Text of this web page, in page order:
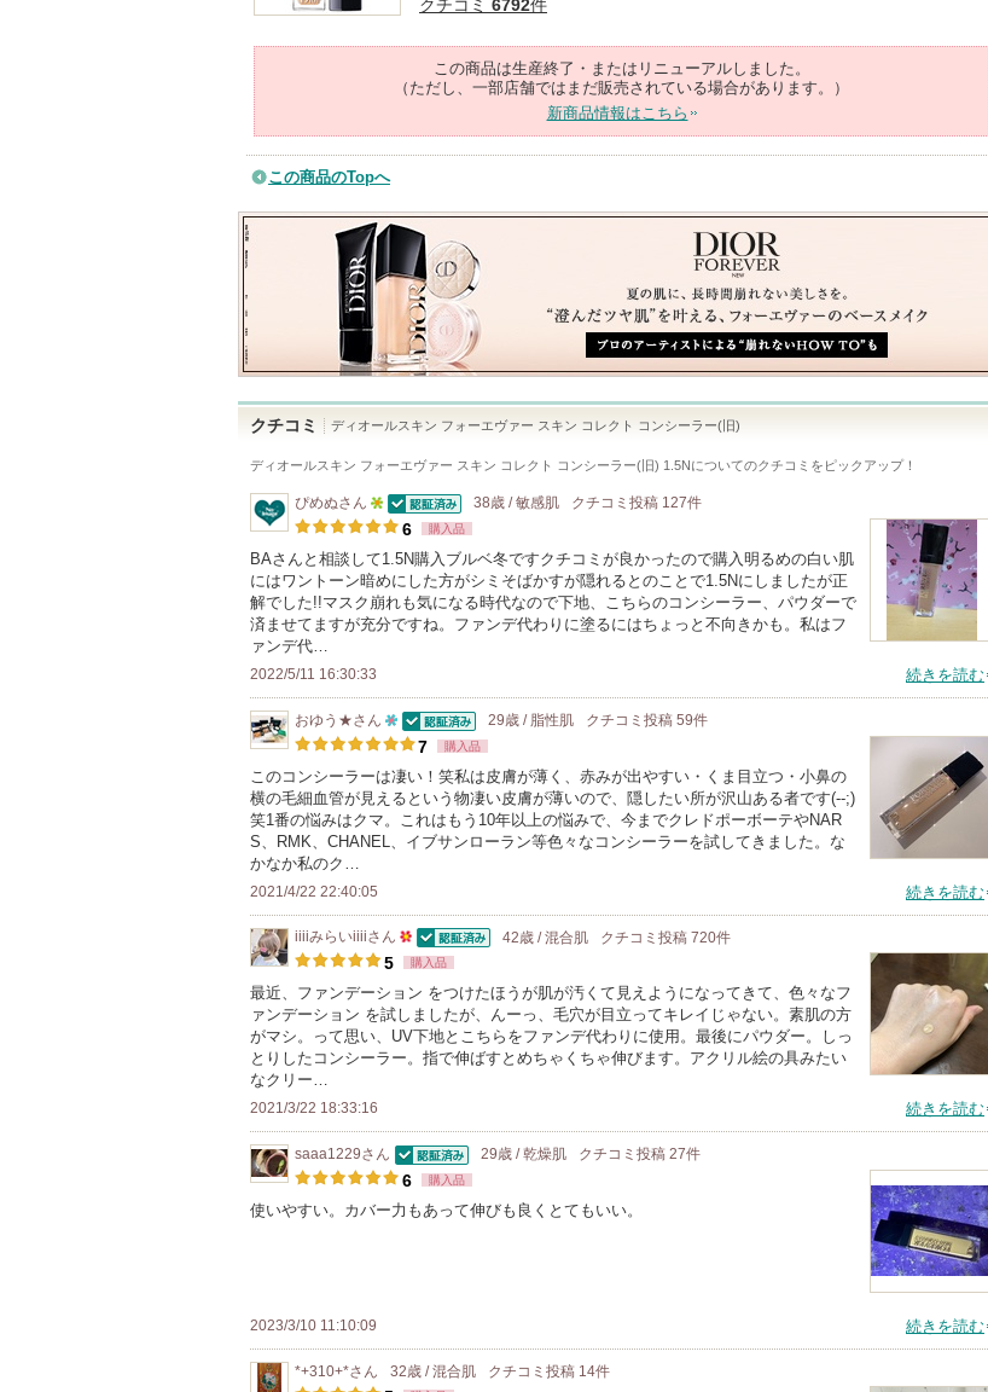
クチコミ 6792件
この商品は生産終了・またはリニューアルしました。
（ただし、一部店舗ではまだ販売されている場合があります。）
新商品情報はこちら
この商品のTopへ
クチコミ ディオールスキン フォーエヴァー スキン コレクト コンシーラー(旧)
ディオールスキン フォーエヴァー スキン コレクト コンシーラー(旧) 1.5Nについてのクチコミをピックアップ！
ぴめぬさん
5
人
以
上
メ
ン
バ
ー
に
お
気
入
り
登
録
さ
れ
い
ま
す
認証済
38歳 / 敏感肌 クチコミ投稿 127件
6 購入品
BAさんと相談して1.5N購入ブルベ冬ですクチコミが良かったので購入明るめの白い肌
にはワントーン暗めにした方がシミそばかすが隠れるとのことで1.5Nにしましたが正
解でした!!マスク崩れも気になる時代なので下地、こちらのコンシーラー、パウダーで
済ませてますが充分ですね。ファンデ代わりに塗るにはちょっと不向きかも。私はフ
ァンデ代…
2022/5/11 16:30:33 続きを読む
おゆう★さん
10
人
以
上
ン
バ
ー
に
お
気
り
登
録
ま
す
認証済
29歳 / 脂性肌 クチコミ投稿 59件
7 購入品
このコンシーラーは凄い！笑私は皮膚が薄く、赤みが出やすい・くま目立つ・小鼻の
横の毛細血管が見えるという物凄い皮膚が薄いので、隠したい所が沢山ある者です(--;)
笑1番の悩みはクマ。これはもう10年以上の悩みで、今までクレドポーボーテやNAR
S、RMK、CHANEL、イブサンローラン等色々なコンシーラーを試してきました。な
かなか私のク…
2021/4/22 22:40:05 続きを読む
iiiiみらいiiiiさん
50
人
以
上
ン
バ
ー
に
り
認証済
42歳 / 混合肌 クチコミ投稿 720件
5 購入品
最近、ファンデーション をつけたほうが肌が汚くて見えようになってきて、色々なフ
ァンデーション を試しましたが、んーっ、毛穴が目立ってキレイじゃない。素肌の方
がマシ。って思い、UV下地とこちらをファンデ代わりに使用。最後にパウダー。しっ
とりしたコンシーラー。指で伸ばすとめちゃくちゃ伸びます。アクリル絵の具みたい
なクリー…
2021/3/22 18:33:16 続きを読む
saaa1229さん
認証済
29歳 / 乾燥肌 クチコミ投稿 27件
6 購入品
使いやすい。カバー力もあって伸びも良くとてもいい。
2023/3/10 11:10:09 続きを読む
*+310+*さん 32歳 / 混合肌 クチコミ投稿 14件